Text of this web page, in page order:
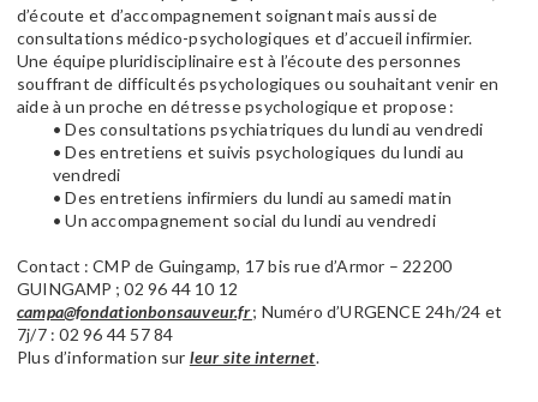
d’écoute et d’accompagnement soignant mais aussi de
consultations médico-psychologiques et d’accueil infirmier.
Une équipe pluridisciplinaire est à l’écoute des personnes
souffrant de difficultés psychologiques ou souhaitant venir en
aide à un proche en détresse psychologique et propose :
• Des consultations psychiatriques du lundi au vendredi
• Des entretiens et suivis psychologiques du lundi au
vendredi
• Des entretiens infirmiers du lundi au samedi matin
• Un accompagnement social du lundi au vendredi
Contact : CMP de Guingamp, 17 bis rue d’Armor – 22200
GUINGAMP ; 02 96 44 10 12
campa@fondationbonsauveur.fr; Numéro d’URGENCE 24h/24 et
7j/7 : 02 96 44 57 84
Plus d’information sur leur site internet.